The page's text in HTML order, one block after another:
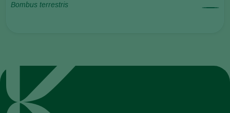
Bombus terrestris